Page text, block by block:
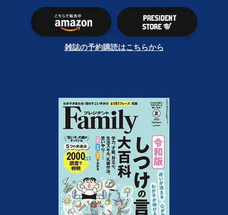
雑誌の予約購読はこちらから